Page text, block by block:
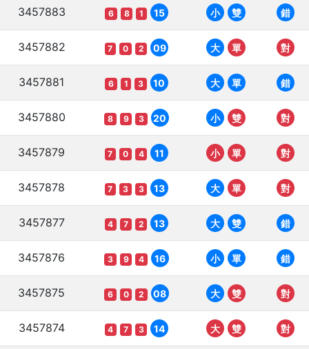
3457883 6 8 1 15 小 雙 錯
3457882 7 0 2 09 大 單 對
3457881 6 1 3 10 大 單 錯
3457880 8 9 3 20 小 雙 對
3457879 7 0 4 11 小 單 對
3457878 7 3 3 13 大 單 對
3457877 4 7 2 13 大 雙 錯
3457876 3 9 4 16 小 單 錯
3457875 6 0 2 08 大 雙 對
3457874 4 7 3 14 大 雙 對